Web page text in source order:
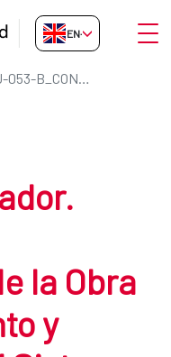
ECU-053-
EN-GB
LICITACIÓN ECUADOR. ECU-053-B_CONSULTORIA
la Obra
y